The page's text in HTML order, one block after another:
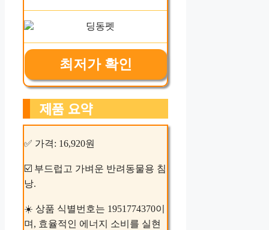
최저가 확인
제품 요약
✅ 가격: 16,920원
☑️ 부드럽고 가벼운 반려동물용 침
낭.
☀️ 상품 식별번호는 1951774370이
며, 효율적인 에너지 소비를 실현